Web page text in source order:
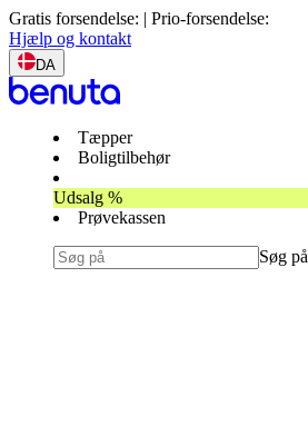
Gratis forsendelse: | Prio-forsendelse:
Hjælp og kontakt
DA
Tæpper
Boligtilbehør
Udsalg %
Prøvekassen
Søg på